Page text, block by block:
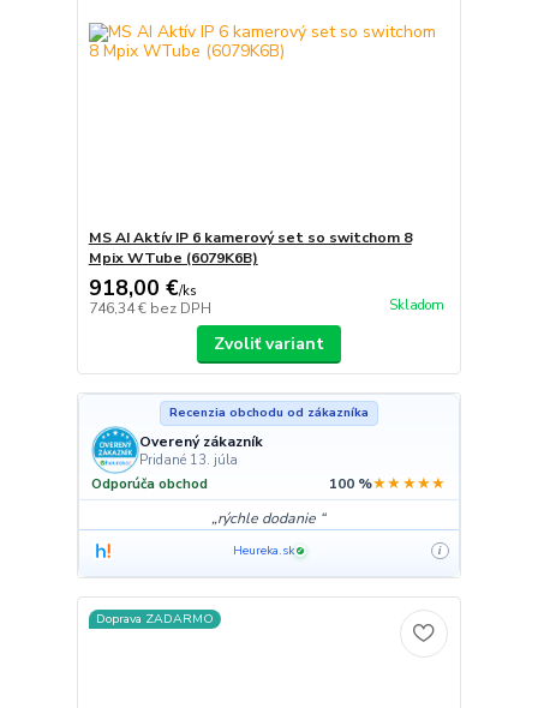
MS AI Aktív IP 6 kamerový set so switchom 8
Mpix WTube (6079K6B)
918,00 €/ks
746,34 € bez DPH Skladom
Zvoliť variant
Recenzia obchodu od zákazníka
Overený zákazník
Pridané 13. júla
Odporúča obchod 100 %★★★★★
rýchle dodanie
Heureka.sk ✓ i
Doprava ZADARMO